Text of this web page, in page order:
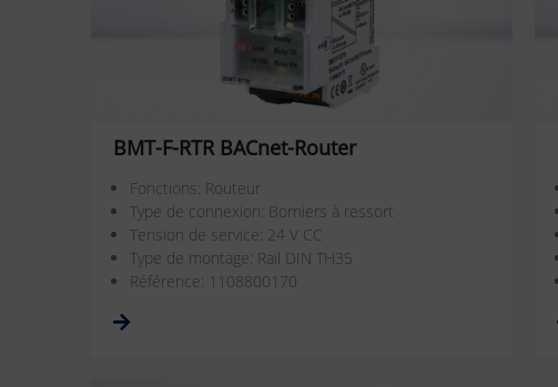
BMT-F-RTR BACnet-Router
Fonctions: Routeur
Type de connexion: Borniers à ressort
Tension de service: 24 V CC
Type de montage: Rail DIN TH35
Référence: 1108800170